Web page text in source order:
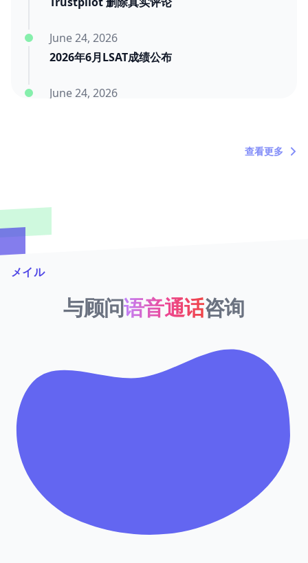
2026年6月LSAT成绩公布
June 24, 2026
June 24, 2026
查看更多
メイル
与顾问语音通话咨询